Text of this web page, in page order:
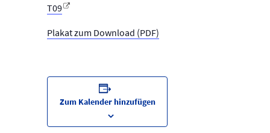
T09
Plakat zum Download (PDF)
Zum Kalender hinzufügen